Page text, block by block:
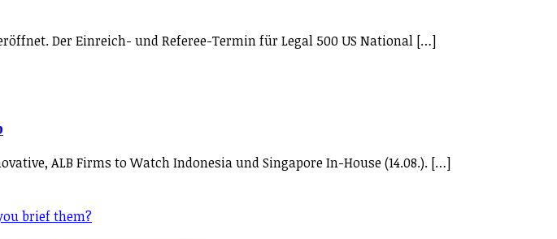
Der Einreich- und Referee-Termin für Legal 500 US National […]
ALB Firms to Watch Indonesia und Singapore In-House (14.08.). […]